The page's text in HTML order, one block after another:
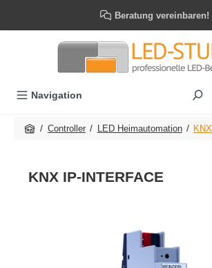
Zum Hauptinhalt springen Beratung vereinbaren!
Navigation
/ Controller / LED Heimautomation / KNX
KNX IP-INTERFACE
Bildergalerie überspringen